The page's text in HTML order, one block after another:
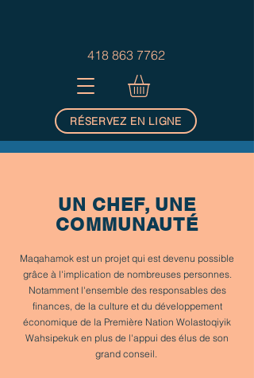
418 863 7762
RÉSERVEZ EN LIGNE
UN CHEF, UNE
COMMUNAUTÉ
Maqahamok est un projet qui est devenu possible
grâce à l'implication de nombreuses personnes.
Notamment l'ensemble des responsables des
finances, de la culture et du développement
économique de la Première Nation Wolastoqiyik
Wahsipekuk en plus de l'appui des élus de son
grand conseil.